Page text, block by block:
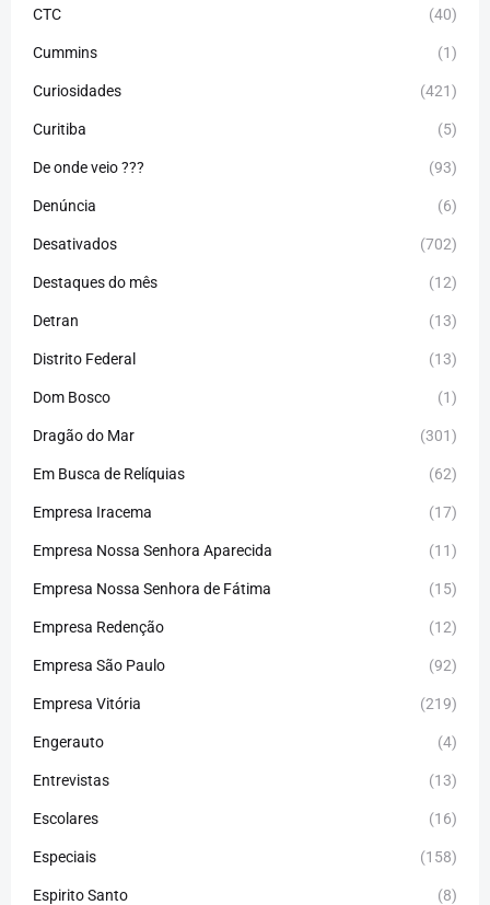
CTC (40)
Cummins (1)
Curiosidades (421)
Curitiba (5)
De onde veio ??? (93)
Denúncia (6)
Desativados (702)
Destaques do mês (12)
Detran (13)
Distrito Federal (13)
Dom Bosco (1)
Dragão do Mar (301)
Em Busca de Relíquias (62)
Empresa Iracema (17)
Empresa Nossa Senhora Aparecida (11)
Empresa Nossa Senhora de Fátima (15)
Empresa Redenção (12)
Empresa São Paulo (92)
Empresa Vitória (219)
Engerauto (4)
Entrevistas (13)
Escolares (16)
Especiais (158)
Espirito Santo (8)